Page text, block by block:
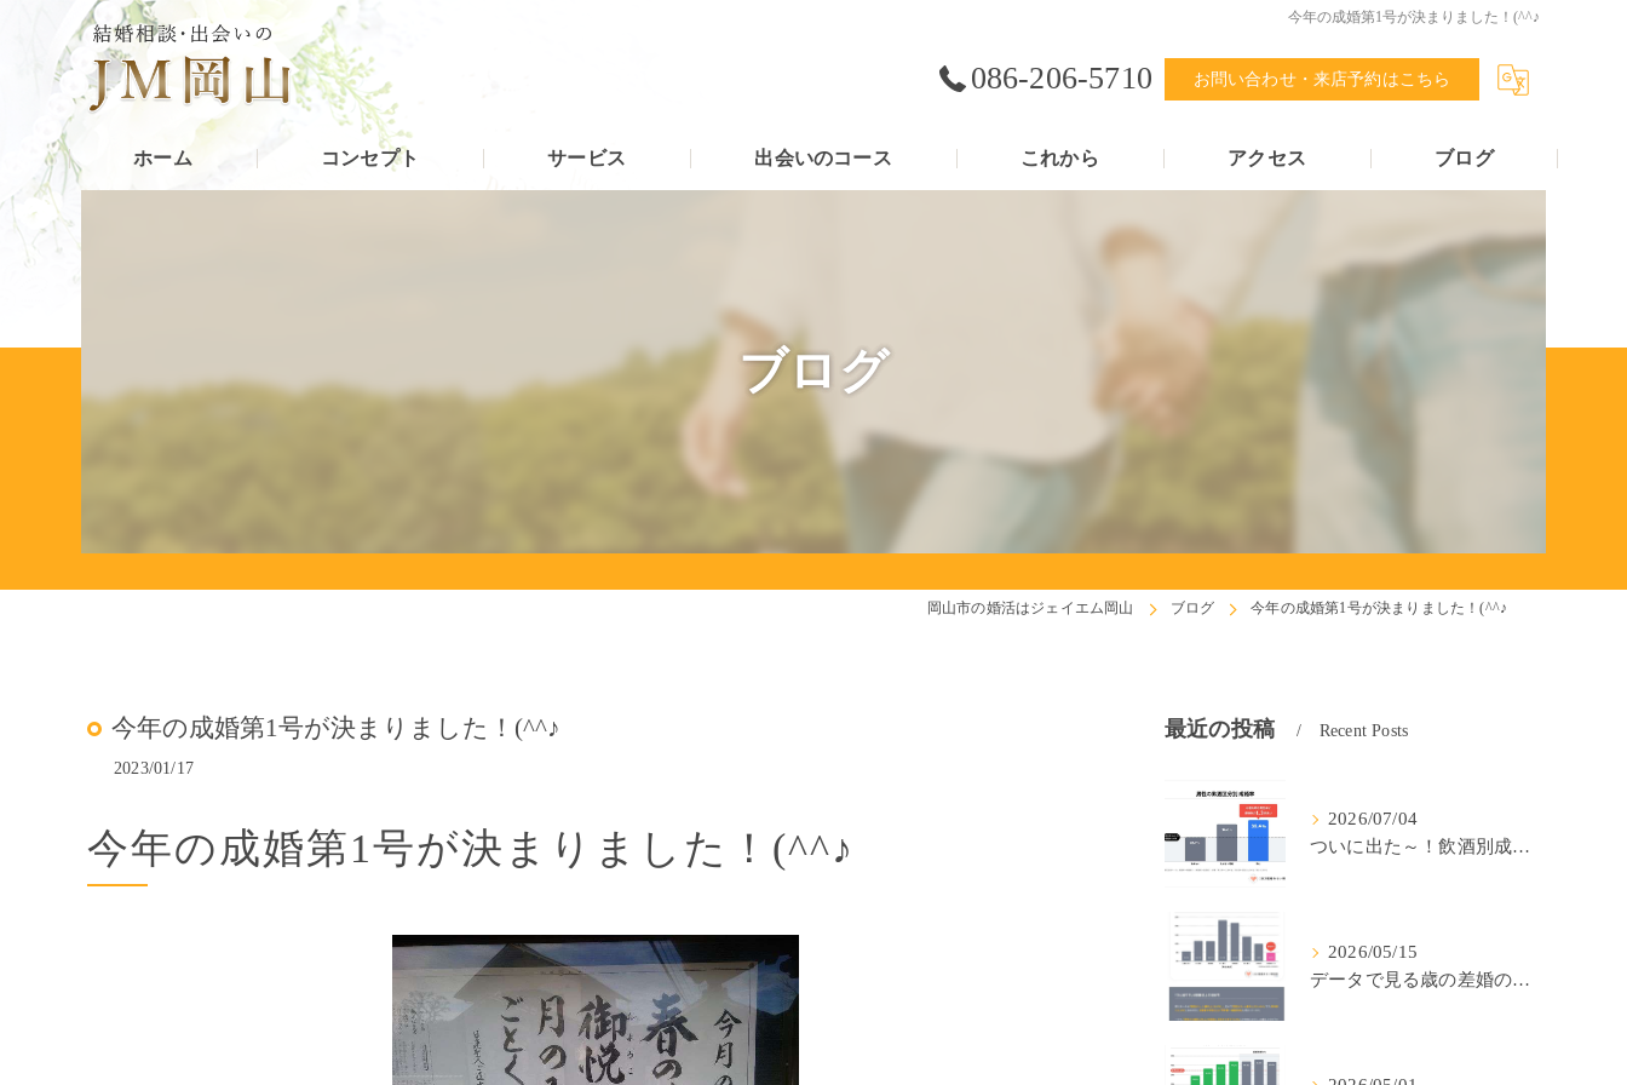
今年の成婚第1号が決まりました！(^^♪
086-206-5710 お問い合わせ・来店予約はこちら
ホーム コンセプト サービス 出会いのコース これから アクセス ブログ
ブログ
岡山市の婚活はジェイエム岡山 ブログ 今年の成婚第1号が決まりました！(^^♪
今年の成婚第1号が決まりました！(^^♪
2023/01/17
今年の成婚第1号が決まりました！(^^♪
最近の投稿 Recent Posts
2026/07/04
ついに出た～！飲酒別成婚率(IBJ)！
2026/05/15
データで見る歳の差婚の確率の低さ。